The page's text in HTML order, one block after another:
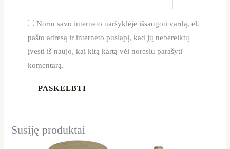
Noriu savo interneto naršyklėje išsaugoti vardą, el.
pašto adresą ir interneto puslapį, kad jų nebereiktų
įvesti iš naujo, kai kitą kartą vėl norėsiu parašyti
komentarą.
Susiję produktai